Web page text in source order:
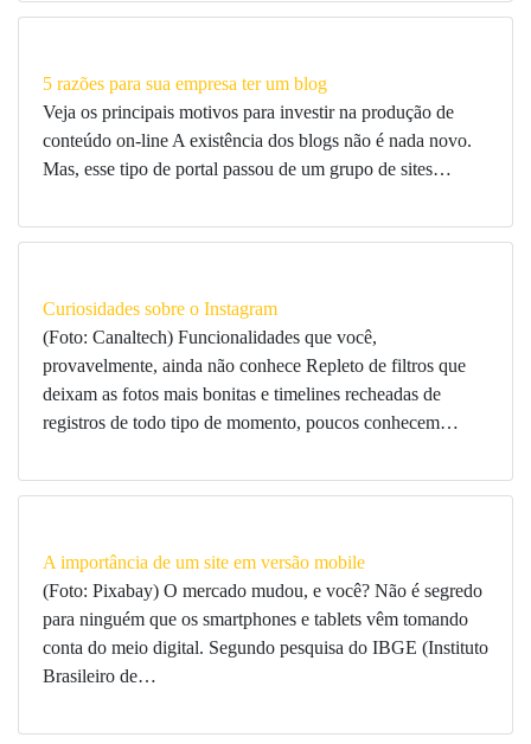
5 razões para sua empresa ter um blog
Veja os principais motivos para investir na produção de
conteúdo on-line A existência dos blogs não é nada novo.
Mas, esse tipo de portal passou de um grupo de sites…
Curiosidades sobre o Instagram
(Foto: Canaltech) Funcionalidades que você,
provavelmente, ainda não conhece Repleto de filtros que
deixam as fotos mais bonitas e timelines recheadas de
registros de todo tipo de momento, poucos conhecem…
A importância de um site em versão mobile
(Foto: Pixabay) O mercado mudou, e você? Não é segredo
para ninguém que os smartphones e tablets vêm tomando
conta do meio digital. Segundo pesquisa do IBGE (Instituto
Brasileiro de…